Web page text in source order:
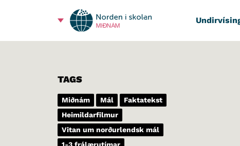
MIÐNÁM
TAGS
Miðnám Mál
Faktatekst
Heimildarfilmur
Vitan um norðurlendsk mál